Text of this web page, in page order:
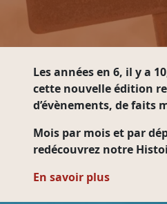
Les années en 6, il y a
cette nouvelle édition
d’évènements, de faits
Mois par mois et par
redécouvrez notre
En savoir plus